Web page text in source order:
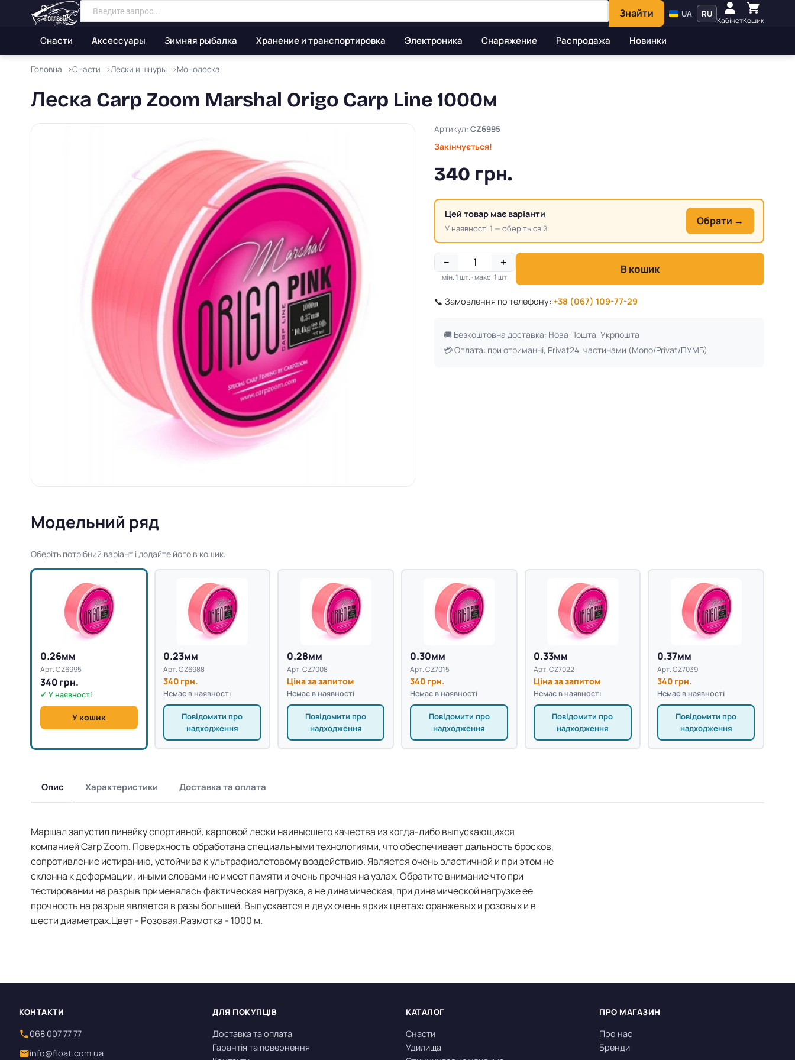
Знайти UA RU
КабінетКошик
Снасти Аксессуары Зимняя рыбалка Хранение и транспортировка Электроника Снаряжение Распродажа Новинки
Головна Снасти Лески и шнуры Монолеска
Леска Carp Zoom Marshal Origo Carp Line 1000м
Артикул: CZ6995
Закінчується!
340 грн.
Цей товар має варіанти
У наявності 1 — оберіть свій
Обрати →
− +
мін. 1 шт. · макс. 1 шт.
В кошик
📞 Замовлення по телефону: +38 (067) 109-77-29
🚚 Безкоштовна доставка: Нова Пошта, Укрпошта
💳 Оплата: при отриманні, Privat24, частинами (Mono/Privat/ПУМБ)
Модельний ряд
Оберіть потрібний варіант і додайте його в кошик:
0.26мм
Арт. CZ6995
340 грн.
✓ У наявності
У кошик
0.23мм
Арт. CZ6988
340 грн.
Немає в наявності
Повідомити про
надходження
0.28мм
Арт. CZ7008
Ціна за запитом
Немає в наявності
Повідомити про
надходження
0.30мм
Арт. CZ7015
340 грн.
Немає в наявності
Повідомити про
надходження
0.33мм
Арт. CZ7022
Ціна за запитом
Немає в наявності
Повідомити про
надходження
0.37мм
Арт. CZ7039
340 грн.
Немає в наявності
Повідомити про
надходження
Опис Характеристики Доставка та оплата
Маршал запустил линейку спортивной, карповой лески наивысшего качества из когда-либо выпускающихся
компанией Carp Zoom. Поверхность обработана специальными технологиями, что обеспечивает дальность бросков,
сопротивление истиранию, устойчива к ультрафиолетовому воздействию. Является очень эластичной и при этом не
склонна к деформации, иными словами не имеет памяти и очень прочная на узлах. Обратите внимание что при
тестировании на разрыв применялась фактическая нагрузка, а не динамическая, при динамической нагрузке ее
прочность на разрыв является в разы большей. Выпускается в двух очень ярких цветах: оранжевых и розовых и в
шести диаметрах.Цвет - Розовая.Размотка - 1000 м.
КОНТАКТИ
068 007 77 77
info@float.com.ua
ДЛЯ ПОКУПЦІВ
Доставка та оплата
Гарантія та повернення
КАТАЛОГ
Снасти
Удилища
ПРО МАГАЗИН
Про нас
Бренди